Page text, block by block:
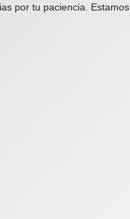
por tu paciencia.